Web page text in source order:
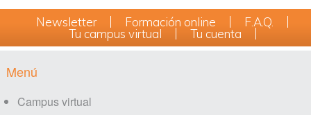
Newsletter Formación online
F.A.Q.
Tu campus virtual
Tu cuenta
Footer
Menú
Campus virtual